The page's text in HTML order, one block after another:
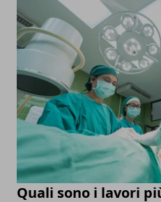
Quali sono i lavori